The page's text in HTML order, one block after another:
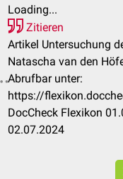
Loading...
Zitieren
Artikel Untersuchung
Natascha van den
Abrufbar unter:
https://
DocCheck Flexikon
02.07.2024